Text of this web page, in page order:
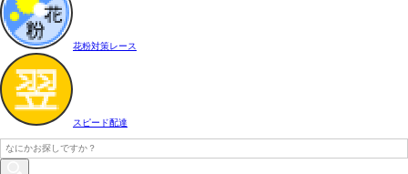
花粉対策レース
スピード配達